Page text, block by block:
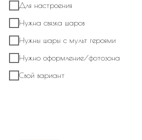
Для настроения
Нужна связка шаров
Нужны шары с мульт героями
Нужно оформление/фотозона
Свой вариант